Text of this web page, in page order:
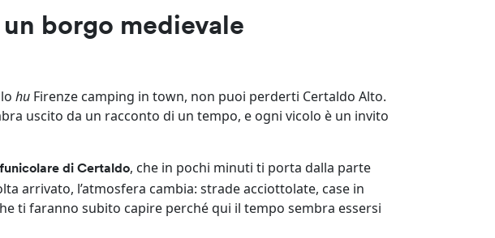
borgo medievale
hu Firenze camping in town, non puoi perderti Certaldo Alto.
uscito da un racconto di un tempo, e ogni vicolo è un invito
funicolare di Certaldo, che in pochi minuti ti porta dalla parte
arrivato, l’atmosfera cambia: strade acciottolate, case in
ti faranno subito capire perché qui il tempo sembra essersi